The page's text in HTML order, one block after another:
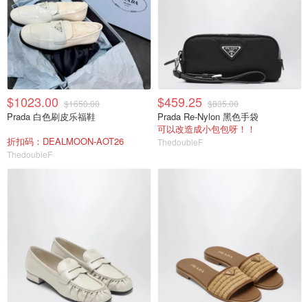
$1023.00 $1650.00
Prada 白色刷皮乐福鞋
折扣码：DEALMOON-AOT26
ThedoubleF
$459.25 $835.00
Prada Re-Nylon 黑色手袋
可以改造成小包包呀！！
ThedoubleF